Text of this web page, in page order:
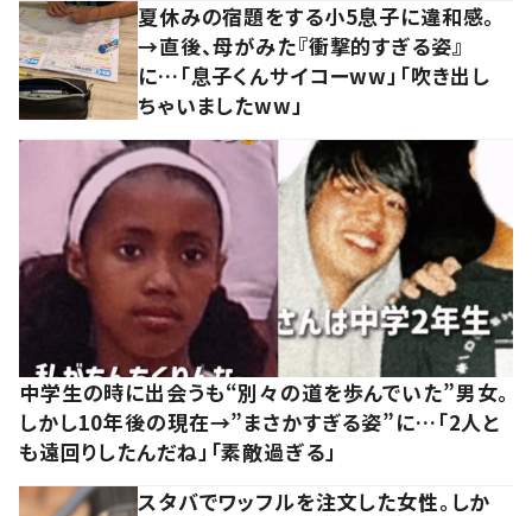
夏休みの宿題をする小5息子に違和感。
→直後、母がみた『衝撃的すぎる姿』
に…「息子くんサイコーww」「吹き出し
ちゃいましたww」
中学生の時に出会うも“別々の道を歩んでいた”男女。
しかし10年後の現在→”まさかすぎる姿”に…「2人と
も遠回りしたんだね」「素敵過ぎる」
スタバでワッフルを注文した女性。しか